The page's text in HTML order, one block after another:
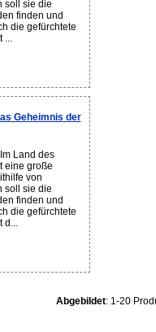
soll sie die
finden und
die gefürchtete
...
Geheimnis der
Land des
eine große
von
soll sie die
finden und
die gefürchtete
d...
Abgebildet: 1-20